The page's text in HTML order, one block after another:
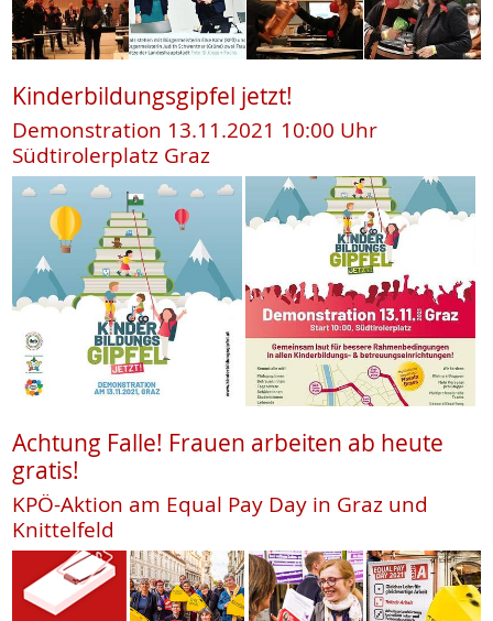
Kinderbildungsgipfel jetzt!
Demonstration 13.11.2021 10:00 Uhr
Südtirolerplatz Graz
Achtung Falle! Frauen arbeiten ab heute
gratis!
KPÖ-Aktion am Equal Pay Day in Graz und
Knittelfeld